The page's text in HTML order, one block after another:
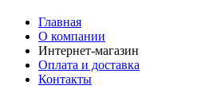
Главная
О компании
Интернет-магазин
Оплата и доставка
Контакты